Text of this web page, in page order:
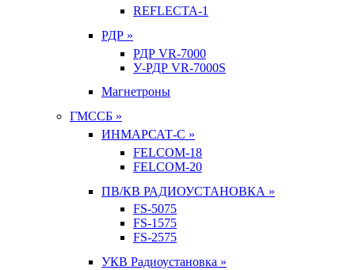
REFLECTA-1
РДР »
РДР VR-7000
У-РДР VR-7000S
Магнетроны
ГМССБ »
ИНМАРСАТ-С »
FELCOM-18
FELCOM-20
ПВ/КВ РАДИОУСТАНОВКА »
FS-5075
FS-1575
FS-2575
УКВ Радиоустановка »